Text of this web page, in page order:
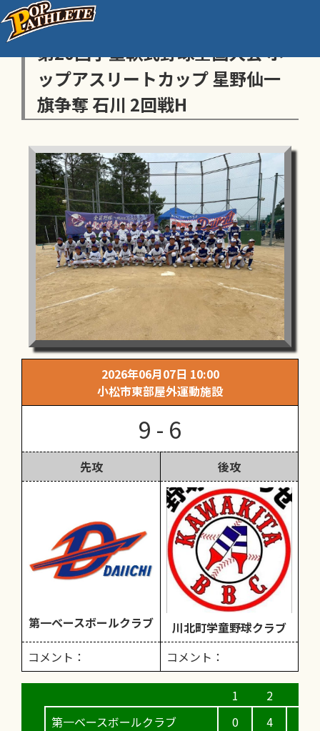
センス・トラストトーナメント
第20回学童軟式野球全国大会 ポ
ップアスリートカップ 星野仙一
旗争奪 石川 2回戦H
2026年06月07日 10:00
小松市東部屋外運動施設
9 - 6
先攻 後攻
第一ベースボールクラブ
川北町学童野球クラブ
コメント：
コメント：
第一ベースボールクラブ
0
4